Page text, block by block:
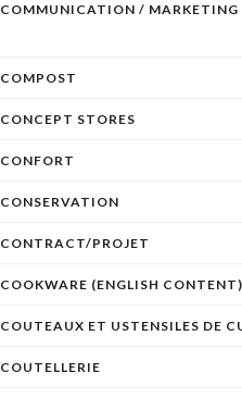
COMMUNICATION / MARKETING
COMPOST
CONCEPT STORES
CONFORT
CONSERVATION
CONTRACT/PROJET
COOKWARE (ENGLISH CONTENT)
COUTEAUX ET USTENSILES DE
COUTELLERIE